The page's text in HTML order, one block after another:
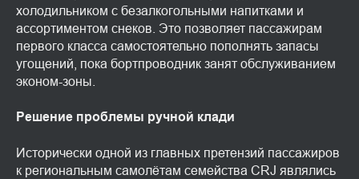
холодильником с безалкогольными напитками и
ассортиментом снеков. Это позволяет пассажирам
первого класса самостоятельно пополнять запасы
угощений, пока бортпроводник занят обслуживанием
эконом-зоны.
Решение проблемы ручной клади
Исторически одной из главных претензий пассажиров
к региональным самолётам семейства CRJ являлись